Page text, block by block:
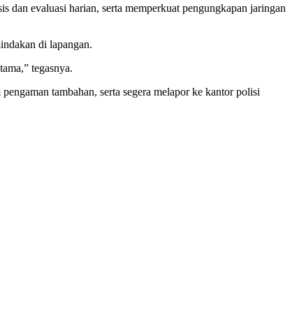
dan evaluasi harian, serta memperkuat pengungkapan jaringan
di lapangan.
tegasnya.
tambahan, serta segera melapor ke kantor polisi